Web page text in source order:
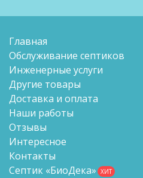
Главная
Обслуживание септиков
Инженерные услуги
Другие товары
Доставка и оплата
Наши работы
Отзывы
Интересное
Контакты
Септик «БиоДека» ХИТ